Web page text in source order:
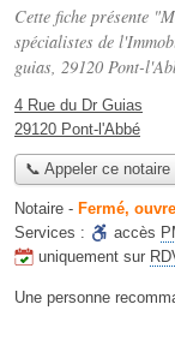
Cette fiche présente
spécialistes de
guias, 29120 Pont-
4 Rue du Dr Guias
29120 Pont-l'Abbé
📞 Appeler ce notaire
Notaire - Fermé,
Services :
accès
uniquement sur
Une personne